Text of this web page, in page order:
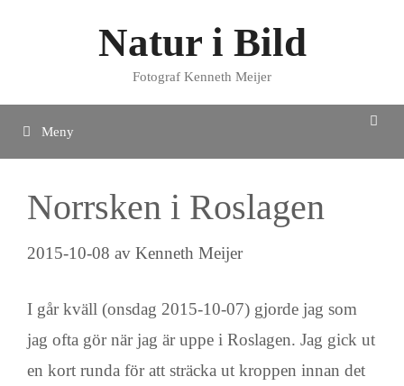
Natur i Bild
Fotograf Kenneth Meijer
Meny
Norrsken i Roslagen
2015-10-08 av Kenneth Meijer
I går kväll (onsdag 2015-10-07) gjorde jag som
jag ofta gör när jag är uppe i Roslagen. Jag gick ut
en kort runda för att sträcka ut kroppen innan det